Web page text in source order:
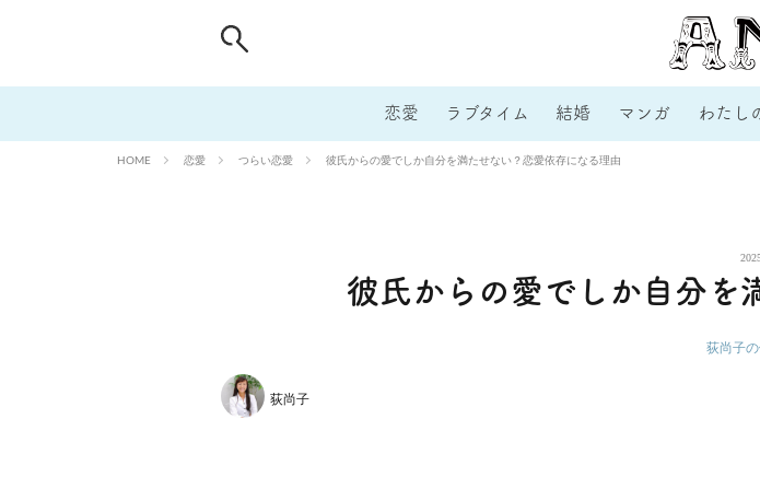
恋愛 ラブタイム 結婚 マンガ わたし
HOME 恋愛 つらい恋愛 彼氏からの愛でしか自分を満たせない？恋愛依存になる理由
彼氏からの愛でしか自分を
荻尚子
荻尚子